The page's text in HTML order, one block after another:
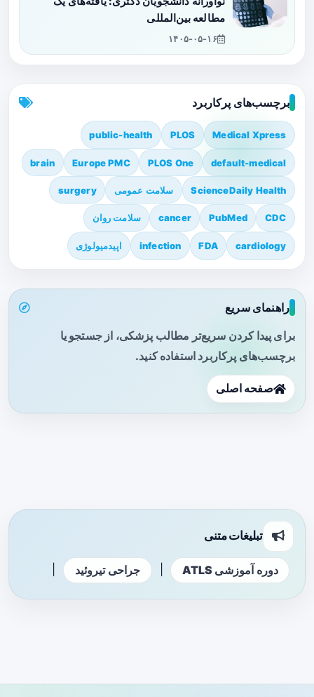
مطالعه بین‌المللی
۱۴۰۵-۰۵-۱۶
برچسب‌های پرکاربرد
Medical Xpress
PLOS
public-health
default-medical
PLOS One
Europe PMC
brain
ScienceDaily Health سلامت عمومی surgery
CDC
PubMed
cancer سلامت روان
cardiology
FDA
infection اپیدمیولوژی
راهنمای سریع
برای پیدا کردن سریع‌تر مطالب پزشکی، از جستجو یا
برچسب‌های پرکاربرد استفاده کنید.
صفحه اصلی
تبلیغات متنی
دوره آموزشی ATLS جراحی تیروئید